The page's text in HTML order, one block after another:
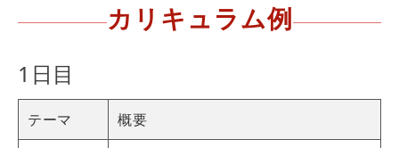
カリキュラム例
1日目
テーマ 概要